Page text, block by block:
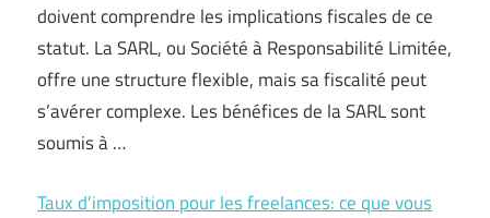
doivent comprendre les implications fiscales de ce
statut. La SARL, ou Société à Responsabilité Limitée,
offre une structure flexible, mais sa fiscalité peut
s’avérer complexe. Les bénéfices de la SARL sont
soumis à …
Taux d’imposition pour les freelances: ce que vous